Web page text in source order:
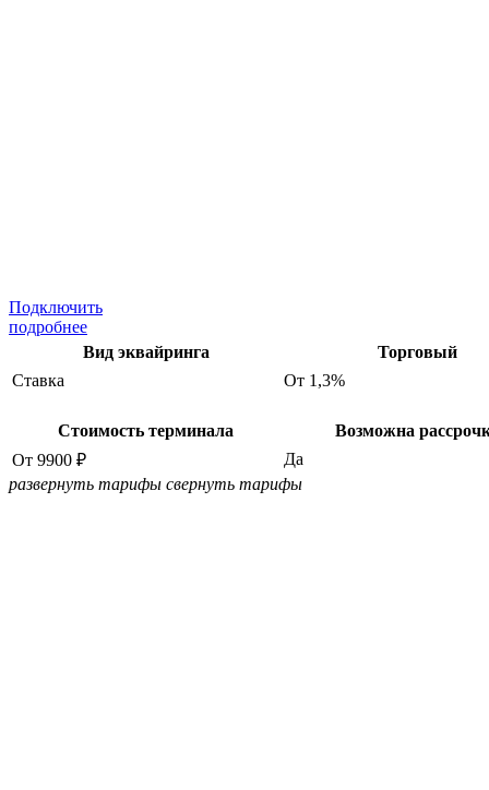
Подключить
подробнее
Вид эквайринга
Торговый
Ставка
От 1,3%
Стоимость терминала
Возможна
От 9900 ₽
Да
развернуть тарифы свернуть тарифы